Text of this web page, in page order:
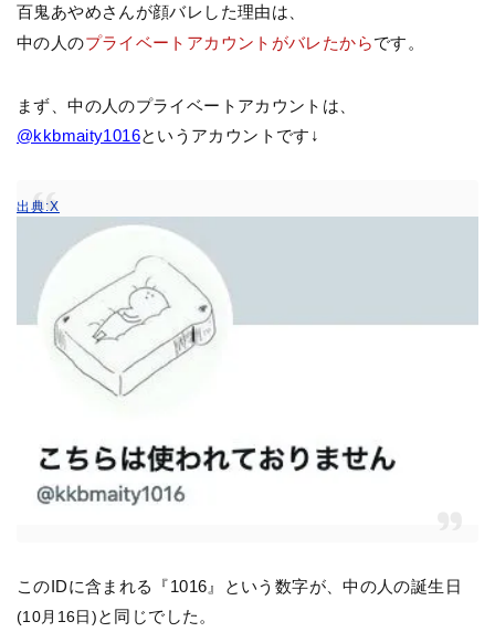
百鬼あやめさんが顔バレした理由は、
中の人のプライベートアカウントがバレたからです。
まず、中の人のプライベートアカウントは、
@kkbmaity1016というアカウントです↓
出典:X
このIDに含まれる『1016』という数字が、中の人の誕生日
(10月16日)と同じでした。